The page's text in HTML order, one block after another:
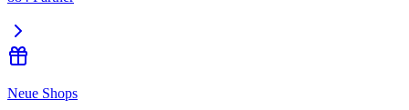
Neue Shops